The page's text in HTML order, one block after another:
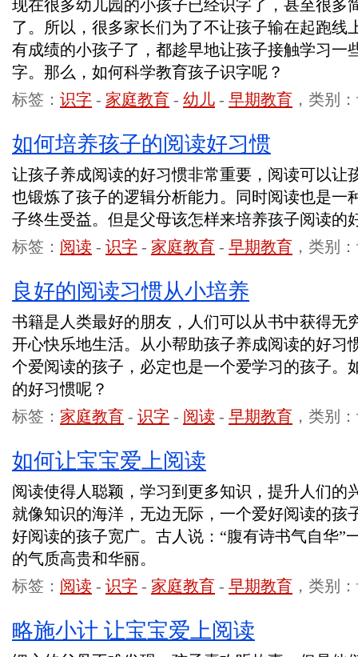
现在很多幼儿园的小孩子已经识字了，甚至很多
了。所以，很多家长们为了不让孩子输在起跑线
有成绩的小孩子了，都趁早地让孩子接触学习一
字。那么，如何科学教育孩子识字呢？
标签： 识字 - 家庭教育 - 幼儿 - 早期教育 ，类别
如何培养孩子的阅读好习惯
让孩子养成阅读的好习惯非常重要，阅读可以让
也锻炼了孩子的逻辑分析能力。同时阅读也是一
子终生受益。但是父母该怎样来培养孩子阅读的
标签： 阅读 - 识字 - 家庭教育 - 早期教育 ，类别
良好的阅读习惯从小培养
书籍是人类最好的朋友，人们可以从书中获得无
开心快乐地生活。从小帮助孩子养成阅读的好习
个爱阅读的孩子，必定也是一个爱学习的孩子。
的好习惯呢？
标签： 家庭教育 - 识字 - 阅读 - 早期教育 ，类别
如何让宝宝爱上阅读
阅读使得人聪颖，学习到更多知识，提升人们的
就像知识的海洋，无边无际，一个爱好阅读的孩
好阅读的孩子宽广。古人说：“腹有诗书气自华”
的气质高贵和华丽。
标签： 阅读 - 识字 - 家庭教育 - 早期教育 ，类别
略施小计 让宝宝爱上阅读